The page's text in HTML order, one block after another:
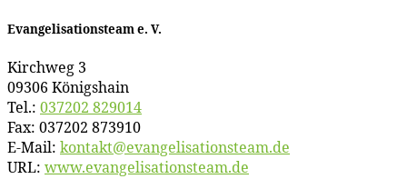
Evan­ge­li­sa­ti­ons­team e. V.
Kirch­weg 3
09306 Königshain
Tel.: 037202 829014
Fax: 037202 873910
E‑Mail: kontakt@​evangelisationsteam.​de
URL: www​.evan​ge​li​sa​ti​ons​team​.de